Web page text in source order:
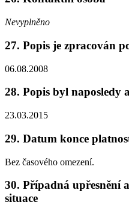
Nevyplněno
27. Popis je zpracován
06.08.2008
28. Popis byl naposledy
23.03.2015
29. Datum konce
Bez časového omezení.
30. Případná upřesnění
situace